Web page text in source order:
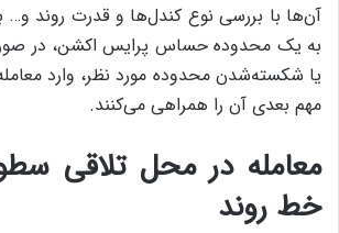
آن‌ها با بررسی نوع کندل‌ها و قدرت روند
به یک محدوده‌ حساس پرایس اکشن، در
یا شکسته‌شدن محدوده‌ مورد نظر، وارد
مهم بعدی آن را همراهی می‌کنند.
معامله در محل تلاقی
خط روند